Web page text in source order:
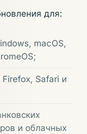
для:
macOS,
Firefox, Safari и
и облачных